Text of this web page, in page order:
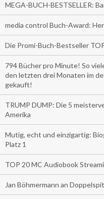
MEGA-BUCH-BESTSELLER:
media control Buch-Award:
Die Promi-Buch-Bestseller
794 Bücher pro Minute! So
den letzten drei Monaten im
gekauft!
TRUMP DUMP: Die 5
Amerika
Mutig, echt und einzigartig:
Platz 1
TOP 20 MC Audiobook
Jan Böhmermann an